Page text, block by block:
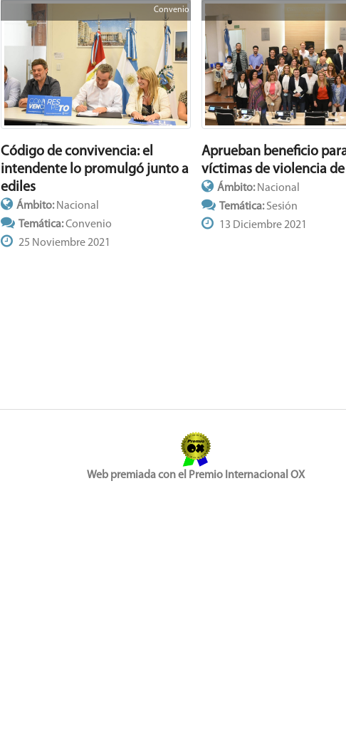
Convenio
Código de convivencia: el
intendente lo promulgó junto a
ediles
Ámbito: Nacional
Temática:Convenio
25 Noviembre 2021
Aprueban beneficio
víctimas de violencia
Ámbito: Nacional
Temática:Sesión
13 Diciembre 2021
Web premiada con el Premio Internacional OX